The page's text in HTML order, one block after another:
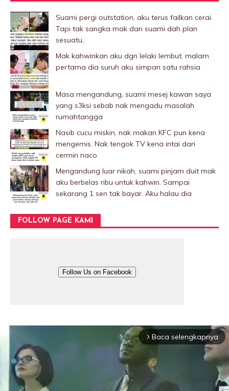
Suami pergi outstation, aku terus failkan cerai.
Tapi tak sangka mak dan suami dah plan
sesuatu..
Mak kahwinkan aku dgn lelaki Iembut, malam
pertama dia suruh aku simpan satu rahsia
Masa mengandung, suami mesej kawan saya
yang s3ksi sebab nak mengadu masalah
rumahtangga
Nasib cucu miskin, nak makan KFC pun kena
mengemis. Nak tengok TV kena intai dari
cermin naco
Mengandung luar nikah, suami pinjam duit mak
aku berbelas ribu untuk kahwin. Sampai
sekarang 1 sen tak bayar. Aku halau dia
FOLLOW PAGE KAMI
Follow Us on Facebook
arrow_forward_ios Baca selengkapnya